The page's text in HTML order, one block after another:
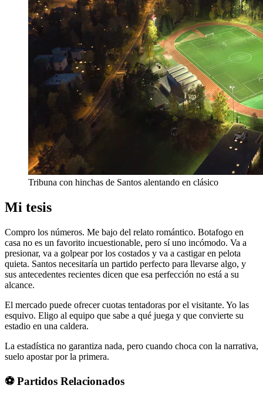
Tribuna con hinchas de Santos alentando en clásico
Mi tesis
Compro los números. Me bajo del relato romántico. Botafogo en
casa no es un favorito incuestionable, pero sí uno incómodo. Va a
presionar, va a golpear por los costados y va a castigar en pelota
quieta. Santos necesitaría un partido perfecto para llevarse algo, y
sus antecedentes recientes dicen que esa perfección no está a su
alcance.
El mercado puede ofrecer cuotas tentadoras por el visitante. Yo las
esquivo. Eligo al equipo que sabe a qué juega y que convierte su
estadio en una caldera.
La estadística no garantiza nada, pero cuando choca con la narrativa,
suelo apostar por la primera.
⚽ Partidos Relacionados